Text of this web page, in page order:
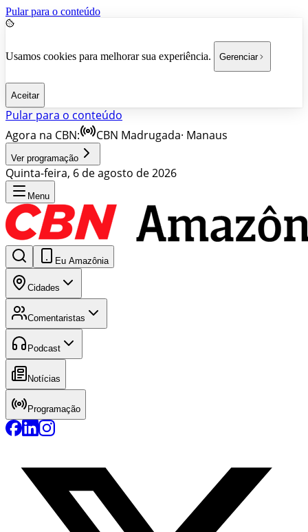
Pular para o conteúdo
Usamos cookies para melhorar sua experiência. Gerenciar
Aceitar
Pular para o conteúdo
Agora na CBN:
CBN Madrugada· Manaus
Ver programação
Quinta-feira, 6 de agosto de 2026
Menu
Eu Amazônia
Cidades
Comentaristas
Podcast
Notícias
Programação